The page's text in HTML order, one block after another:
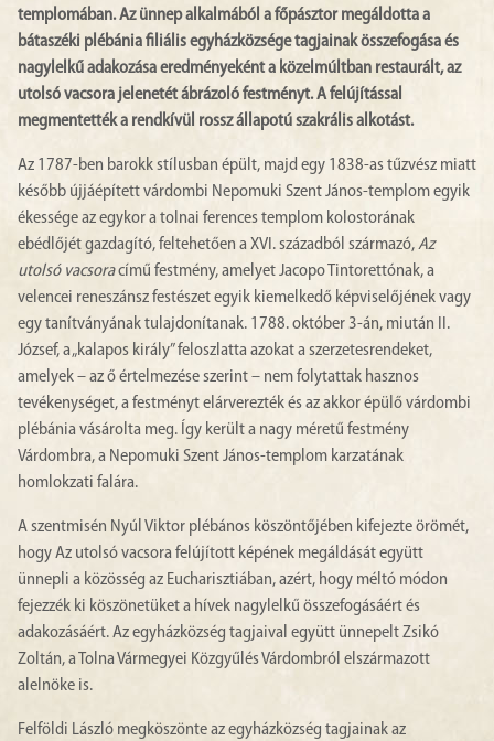
templomában. Az ünnep alkalmából a főpásztor megáldotta a
bátaszéki plébánia filiális egyházközsége tagjainak összefogása és
nagylelkű adakozása eredményeként a közelmúltban restaurált, az
utolsó vacsora jelenetét ábrázoló festményt. A felújítással
megmentették a rendkívül rossz állapotú szakrális alkotást.
Az 1787-ben barokk stílusban épült, majd egy 1838-as tűzvész miatt
később újjáépített várdombi Nepomuki Szent János-templom egyik
ékessége az egykor a tolnai ferences templom kolostorának
ebédlőjét gazdagító, feltehetően a XVI. századból származó,Az
utolsó vacsoracímű festmény, amelyet Jacopo Tintorettónak, a
velencei reneszánsz festészet egyik kiemelkedő képviselőjének vagy
egy tanítványának tulajdonítanak. 1788. október 3-án, miután II.
József, a „kalapos király” feloszlatta azokat a szerzetesrendeket,
amelyek – az ő értelmezése szerint – nem folytattak hasznos
tevékenységet, a festményt elárverezték és az akkor épülő várdombi
plébánia vásárolta meg. Így került a nagy méretű festmény
Várdombra, a Nepomuki Szent János-templom karzatának
homlokzati falára.
A szentmisén Nyúl Viktor plébános köszöntőjében kifejezte örömét,
hogy Az utolsó vacsora felújított képének megáldását együtt
ünnepli a közösség az Eucharisztiában, azért, hogy méltó módon
fejezzék ki köszönetüket a hívek nagylelkű összefogásáért és
adakozásáért. Az egyházközség tagjaival együtt ünnepelt Zsikó
Zoltán, a Tolna Vármegyei Közgyűlés Várdombról elszármazott
alelnöke is.
Felföldi László megköszönte az egyházközség tagjainak az